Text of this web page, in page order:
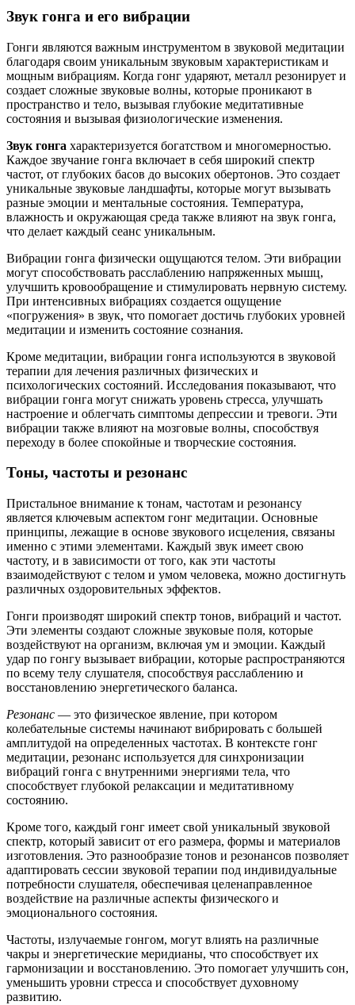
Звук гонга и его вибрации
Гонги являются важным инструментом в звуковой медитации
благодаря своим уникальным звуковым характеристикам и
мощным вибрациям. Когда гонг ударяют, металл резонирует и
создает сложные звуковые волны, которые проникают в
пространство и тело, вызывая глубокие медитативные
состояния и вызывая физиологические изменения.
Звук гонга характеризуется богатством и многомерностью.
Каждое звучание гонга включает в себя широкий спектр
частот, от глубоких басов до высоких обертонов. Это создает
уникальные звуковые ландшафты, которые могут вызывать
разные эмоции и ментальные состояния. Температура,
влажность и окружающая среда также влияют на звук гонга,
что делает каждый сеанс уникальным.
Вибрации гонга физически ощущаются телом. Эти вибрации
могут способствовать расслаблению напряженных мышц,
улучшить кровообращение и стимулировать нервную систему.
При интенсивных вибрациях создается ощущение
«погружения» в звук, что помогает достичь глубоких уровней
медитации и изменить состояние сознания.
Кроме медитации, вибрации гонга используются в звуковой
терапии для лечения различных физических и
психологических состояний. Исследования показывают, что
вибрации гонга могут снижать уровень стресса, улучшать
настроение и облегчать симптомы депрессии и тревоги. Эти
вибрации также влияют на мозговые волны, способствуя
переходу в более спокойные и творческие состояния.
Тоны, частоты и резонанс
Пристальное внимание к тонам, частотам и резонансу
является ключевым аспектом гонг медитации. Основные
принципы, лежащие в основе звукового исцеления, связаны
именно с этими элементами. Каждый звук имеет свою
частоту, и в зависимости от того, как эти частоты
взаимодействуют с телом и умом человека, можно достигнуть
различных оздоровительных эффектов.
Гонги производят широкий спектр тонов, вибраций и частот.
Эти элементы создают сложные звуковые поля, которые
воздействуют на организм, включая ум и эмоции. Каждый
удар по гонгу вызывает вибрации, которые распространяются
по всему телу слушателя, способствуя расслаблению и
восстановлению энергетического баланса.
Резонанс — это физическое явление, при котором
колебательные системы начинают вибрировать с большей
амплитудой на определенных частотах. В контексте гонг
медитации, резонанс используется для синхронизации
вибраций гонга с внутренними энергиями тела, что
способствует глубокой релаксации и медитативному
состоянию.
Кроме того, каждый гонг имеет свой уникальный звуковой
спектр, который зависит от его размера, формы и материалов
изготовления. Это разнообразие тонов и резонансов позволяет
адаптировать сессии звуковой терапии под индивидуальные
потребности слушателя, обеспечивая целенаправленное
воздействие на различные аспекты физического и
эмоционального состояния.
Частоты, излучаемые гонгом, могут влиять на различные
чакры и энергетические меридианы, что способствует их
гармонизации и восстановлению. Это помогает улучшить сон,
уменьшить уровни стресса и способствует духовному
развитию.